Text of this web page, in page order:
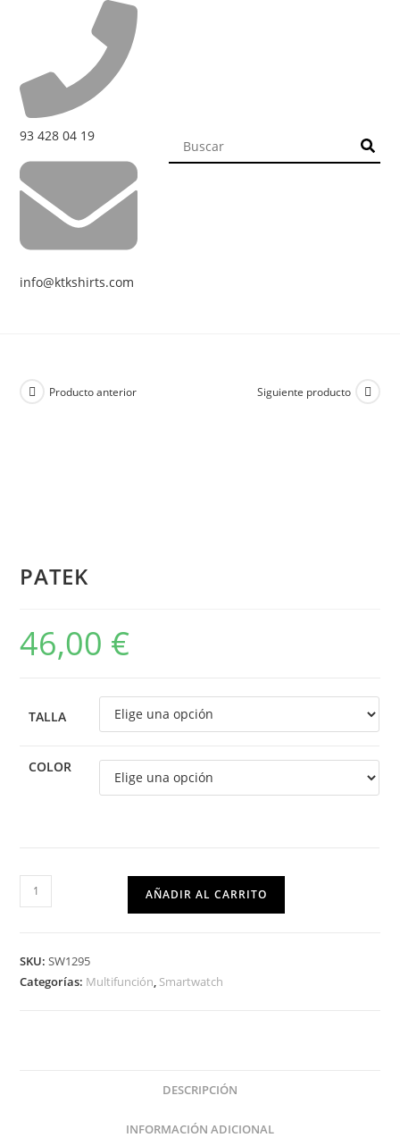
93 428 04 19
info@ktkshirts.com
Producto anterior Siguiente producto
PATEK
46,00 €
TALLA
COLOR
AÑADIR AL CARRITO
SKU:SW1295
Categorías: Multifunción Smartwatch
DESCRIPCIÓN
INFORMACIÓN ADICIONAL